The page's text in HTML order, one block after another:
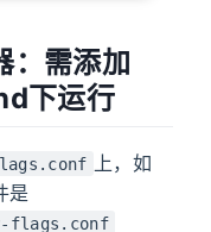
：需添加
下运行
上，如
是
flags.conf